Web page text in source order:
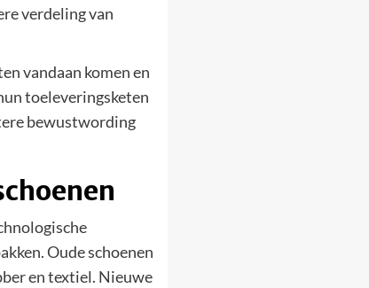
verdeling van
vandaan komen en
toeleveringsketen
bewustwording
Oude schoenen
en textiel. Nieuwe